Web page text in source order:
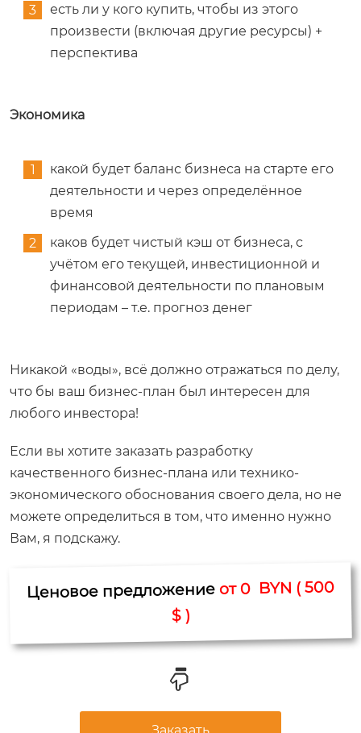
есть ли у кого купить, чтобы из этого
произвести (включая другие ресурсы) +
перспектива
Экономика
какой будет баланс бизнеса на старте его
деятельности и через определённое
время
каков будет чистый кэш от бизнеса, с
учётом его текущей, инвестиционной и
финансовой деятельности по плановым
периодам – т.е. прогноз денег
Никакой «воды», всё должно отражаться по делу,
что бы ваш бизнес-план был интересен для
любого инвестора!
Если вы хотите заказать разработку
качественного бизнес-плана или технико-
экономического обоснования своего дела, но не
можете определиться в том, что именно нужно
Вам, я подскажу.
Ценовое предложениеот 0 BYN ( 500
$ )
Заказать